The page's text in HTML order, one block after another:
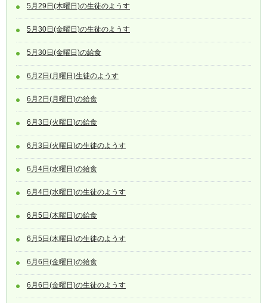
5月29日(木曜日)の生徒のようす
5月30日(金曜日)の生徒のようす
5月30日(金曜日)の給食
6月2日(月曜日)生徒のようす
6月2日(月曜日)の給食
6月3日(火曜日)の給食
6月3日(火曜日)の生徒のようす
6月4日(水曜日)の給食
6月4日(水曜日)の生徒のようす
6月5日(木曜日)の給食
6月5日(木曜日)の生徒のようす
6月6日(金曜日)の給食
6月6日(金曜日)の生徒のようす